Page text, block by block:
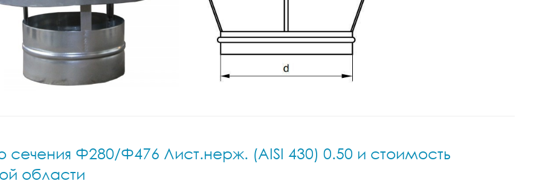
сечения Ф280/Ф476 Лист.нерж. (AISI 430) 0.50 и стоимость
области